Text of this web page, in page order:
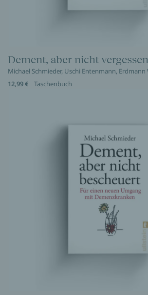
Dement, aber nicht vergessen
Michael Schmieder, Uschi Entenmann,
12,99 €
Taschenbuch